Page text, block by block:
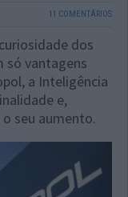
11 COMENTÁRIOS
dos
só vantagens
a Inteligência
e,
seu aumento.